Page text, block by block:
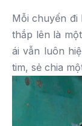
Mỗi chuyến đi
thắp lên là
ái vẫn luôn
tim, sẻ chia